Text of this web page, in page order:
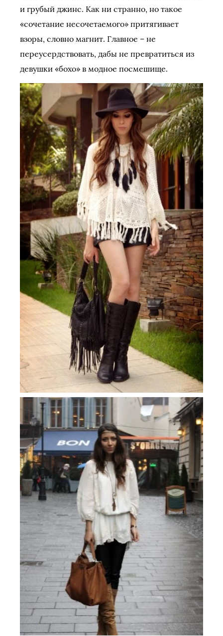
и грубый джинс. Как ни странно, но такое
«сочетание несочетаемого» притягивает
взоры, словно магнит. Главное – не
переусердствовать, дабы не превратиться из
девушки «бохо» в модное посмешище.